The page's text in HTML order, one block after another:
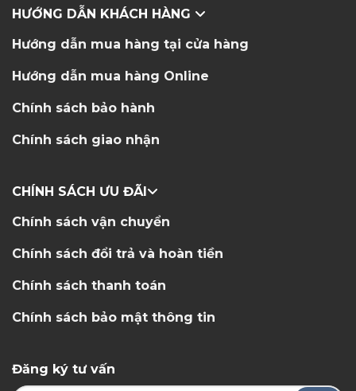
HƯỚNG DẪN KHÁCH HÀNG
Hướng dẫn mua hàng tại cửa hàng
Hướng dẫn mua hàng Online
Chính sách bảo hành
Chính sách giao nhận
CHÍNH SÁCH ƯU ĐÃI
Chính sách vận chuyển
Chính sách đổi trả và hoàn tiền
Chính sách thanh toán
Chính sách bảo mật thông tin
Đăng ký tư vấn